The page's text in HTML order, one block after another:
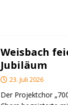
Weisbach
Jubiläum
23. Juli 2026
Der Projektchor